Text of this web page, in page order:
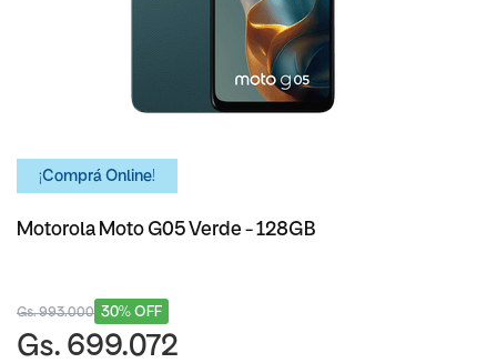
¡Comprá Online!
Motorola Moto G05 Verde - 128GB
30% OFF
Gs. 993.000
Gs. 699.072